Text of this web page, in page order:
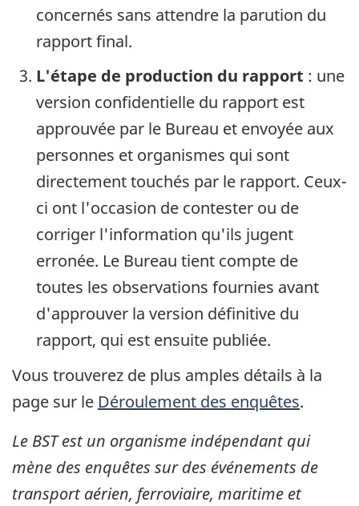
concernés sans attendre la parution du
rapport final.
L'étape de production du rapport : une
version confidentielle du rapport est
approuvée par le Bureau et envoyée aux
personnes et organismes qui sont
directement touchés par le rapport. Ceux-
ci ont l'occasion de contester ou de
corriger l'information qu'ils jugent
erronée. Le Bureau tient compte de
toutes les observations fournies avant
d'approuver la version définitive du
rapport, qui est ensuite publiée.
Vous trouverez de plus amples détails à la
page sur le Déroulement des enquêtes.
Le BST est un organisme indépendant qui
mène des enquêtes sur des événements de
transport aérien, ferroviaire, maritime et